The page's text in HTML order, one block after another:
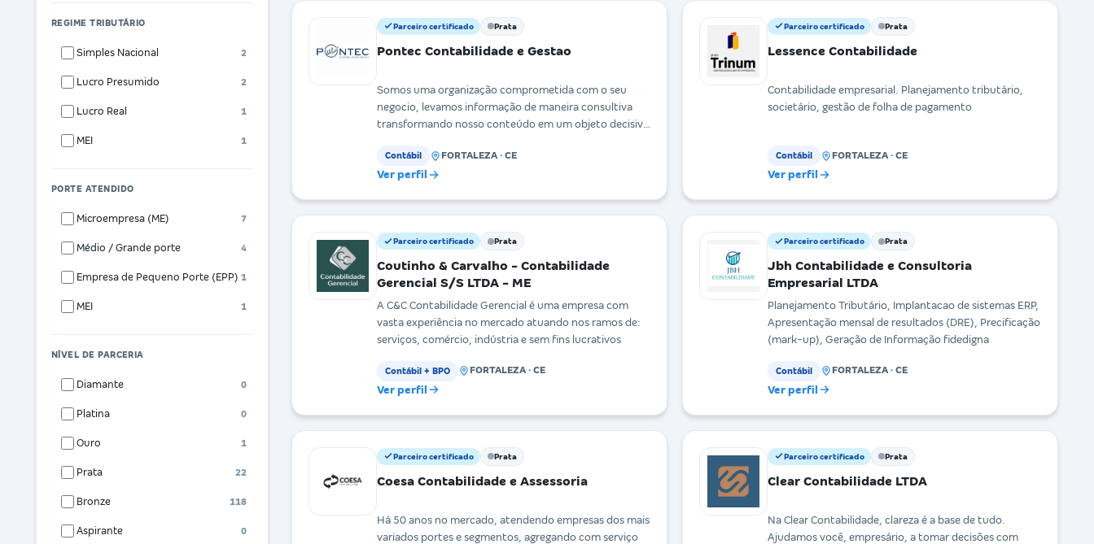
REGIME TRIBUTÁRIO
Simples Nacional 2
Lucro Presumido 2
Lucro Real 1
MEI 1
PORTE ATENDIDO
Microempresa (ME) 7
Médio / Grande porte 4
Empresa de Pequeno Porte (EPP) 1
MEI 1
NÍVEL DE PARCERIA
Diamante 0
Platina 0
Ouro 1
Prata 22
Bronze 118
Aspirante 0
Parceiro certificado Prata
Pontec Contabilidade e Gestao
Somos uma organização comprometida com o seu
negocio, levamos informação de maneira consultiva
transformando nosso conteúdo em um objeto decisivo
Contábil FORTALEZA · CE
Ver perfil
Parceiro certificado Prata
Lessence Contabilidade
Contabilidade empresarial. Planejamento tributário,
societário, gestão de folha de pagamento
Contábil FORTALEZA · CE
Ver perfil
Parceiro certificado Prata
Coutinho & Carvalho - Contabilidade
Gerencial S/S LTDA - ME
A C&C Contabilidade Gerencial é uma empresa com
vasta experiência no mercado atuando nos ramos de:
serviços, comércio, indústria e sem fins lucrativos
Contábil + BPO FORTALEZA · CE
Ver perfil
Parceiro certificado Prata
Jbh Contabilidade e Consultoria
Empresarial LTDA
Planejamento Tributário, Implantacao de sistemas ERP,
Apresentação mensal de resultados (DRE), Precificação
(mark-up), Geração de Informação fidedigna
Contábil FORTALEZA · CE
Ver perfil
Parceiro certificado Prata
Coesa Contabilidade e Assessoria
Há 50 anos no mercado, atendendo empresas dos mais
variados portes e segmentos, agregando com serviço
Parceiro certificado Prata
Clear Contabilidade LTDA
Na Clear Contabilidade, clareza é a base de tudo.
Ajudamos você, empresário, a tomar decisões com